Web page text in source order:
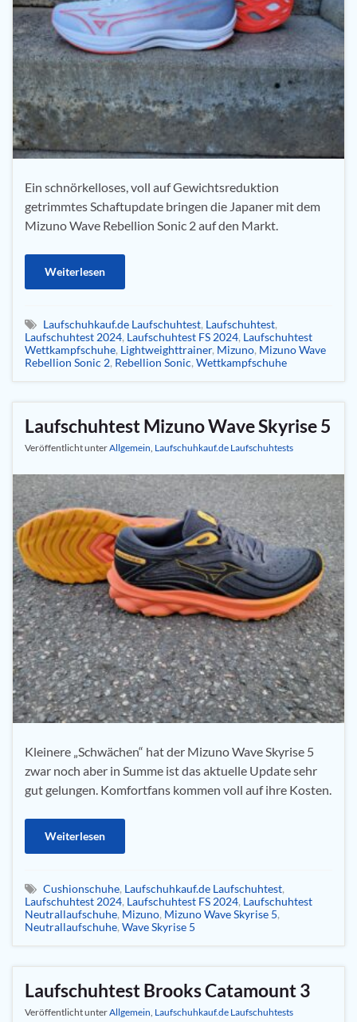
Ein schnörkelloses, voll auf Gewichtsreduktion
getrimmtes Schaftupdate bringen die Japaner mit dem
Mizuno Wave Rebellion Sonic 2 auf den Markt.
Weiterlesen
Laufschuhkauf.de Laufschuhtest, Laufschuhtest,
Laufschuhtest 2024, Laufschuhtest FS 2024, Laufschuhtest
Wettkampfschuhe, Lightweighttrainer, Mizuno, Mizuno Wave
Rebellion Sonic 2, Rebellion Sonic, Wettkampfschuhe
Laufschuhtest Mizuno Wave Skyrise 5
Veröffentlicht unterAllgemein Laufschuhkauf.de Laufschuhtests
Kleinere „Schwächen“ hat der Mizuno Wave Skyrise 5
zwar noch aber in Summe ist das aktuelle Update sehr
gut gelungen. Komfortfans kommen voll auf ihre Kosten.
Weiterlesen
Cushionschuhe, Laufschuhkauf.de Laufschuhtest,
Laufschuhtest 2024, Laufschuhtest FS 2024, Laufschuhtest
Neutrallaufschuhe, Mizuno, Mizuno Wave Skyrise 5,
Neutrallaufschuhe, Wave Skyrise 5
Laufschuhtest Brooks Catamount 3
Veröffentlicht unterAllgemein Laufschuhkauf.de Laufschuhtests